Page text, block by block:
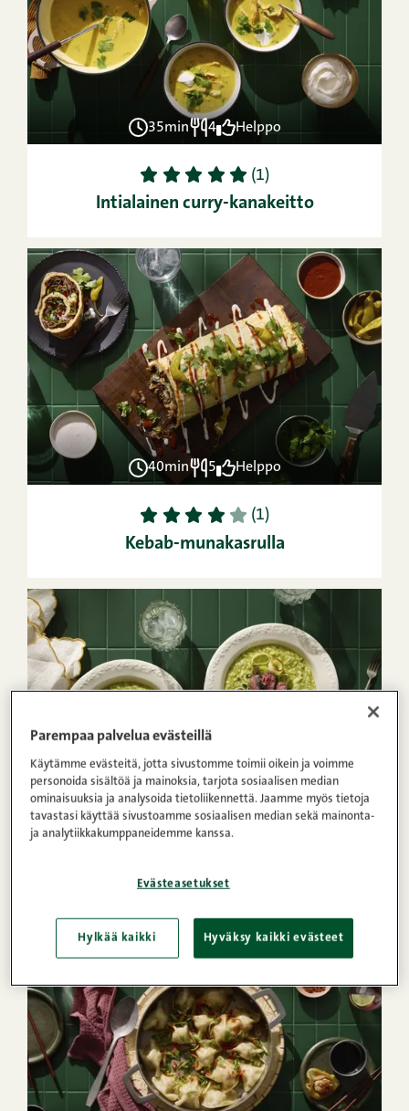
35min 4 Helppo
1 2 3 4 5 (1)
Intialainen curry-kanakeitto
40min 5 Helppo
1 2 3 4 5 (1)
Kebab-munakasrulla
40min Keskitaso
Purjorisotto
Parempaa palvelua evästeillä
Käytämme evästeitä, jotta sivustomme toimii oikein ja voimme
personoida sisältöä ja mainoksia, tarjota sosiaalisen median
ominaisuuksia ja analysoida tietoliikennettä. Jaamme myös tietoja
tavastasi käyttää sivustoamme sosiaalisen median sekä mainonta-
ja analytiikkakumppaneidemme kanssa.
Evästeasetukset
Hylkää kaikki Hyväksy kaikki evästeet